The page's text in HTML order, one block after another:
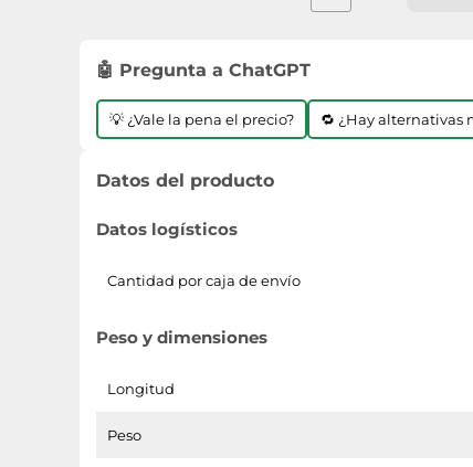
🤖 Pregunta a ChatGPT
💡 ¿Vale la pena el precio? 🔁 ¿Hay alternativas
Datos del producto
Datos logísticos
Cantidad por caja de envío
Peso y dimensiones
Longitud
Peso